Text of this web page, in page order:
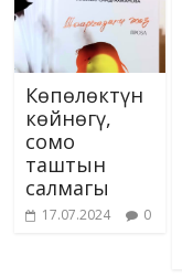
Көпөлөктүн
көйнөгү,
сомо
таштын
салмагы
17.07.2024 0